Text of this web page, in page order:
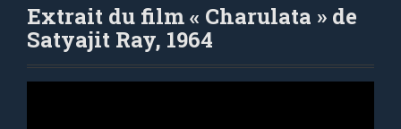
Extrait du film « Charulata » de
Satyajit Ray, 1964